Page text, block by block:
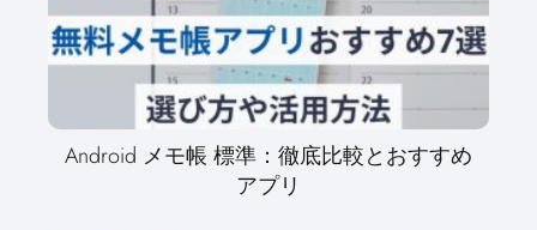
Android メモ帳 標準：徹底比較とおすすめ
アプリ